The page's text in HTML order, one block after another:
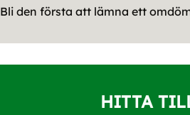
Bli den första att lämna ett
HITTA